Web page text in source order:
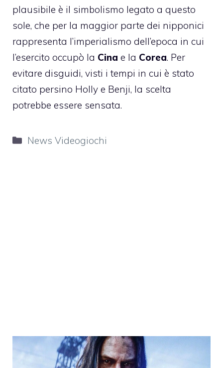
plausibile è il simbolismo legato a questo
sole, che per la maggior parte dei nipponici
rappresenta l’imperialismo dell’epoca in cui
l’esercito occupò la Cina e la Corea. Per
evitare disguidi, visti i tempi in cui è stato
citato persino Holly e Benji, la scelta
potrebbe essere sensata.
Categorie
News Videogiochi